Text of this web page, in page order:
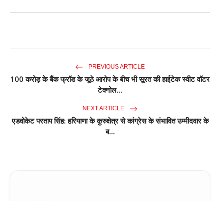
PREVIOUS ARTICLE
100 करोड़ के बैंक फ्रॉड के जूठे आरोप के बीच भी सूरत की हाईटेक स्वीट वॉटर
टेक्नोल...
NEXT ARTICLE
एडवोकेट परताप सिंह: हरियाणा के कुरुक्षेत्र से कांग्रेस के संभावित उम्मीदवार के
ब...